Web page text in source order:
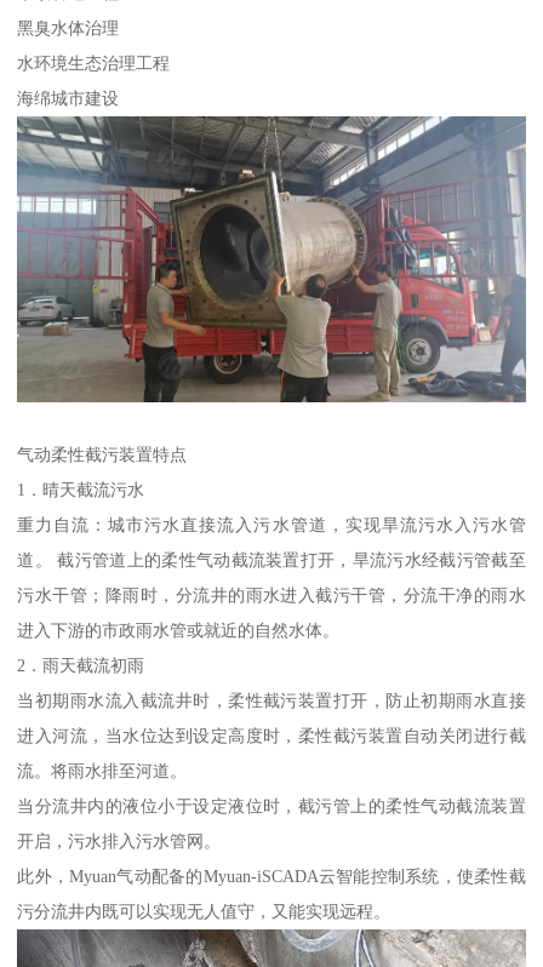
黑臭水体治理
水环境生态治理工程
海绵城市建设
气动柔性截污装置特点
1．晴天截流污水
重力自流：城市污水直接流入污水管道，实现旱流污水入污水管
道。 截污管道上的柔性气动截流装置打开，旱流污水经截污管截至
污水干管；降雨时，分流井的雨水进入截污干管，分流干净的雨水
进入下游的市政雨水管或就近的自然水体。
2．雨天截流初雨
当初期雨水流入截流井时，柔性截污装置打开，防止初期雨水直接
进入河流，当水位达到设定高度时，柔性截污装置自动关闭进行截
流。将雨水排至河道。
当分流井内的液位小于设定液位时，截污管上的柔性气动截流装置
开启，污水排入污水管网。
此外，Myuan气动配备的Myuan-iSCADA云智能控制系统，使柔性截
污分流井内既可以实现无人值守，又能实现远程。